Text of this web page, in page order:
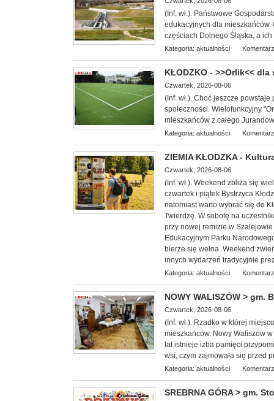
(Inf. wł.). Państwowe
edukacyjnych dla miesz
częściach Dolnego Śląska, a
Kategoria: aktualności
KŁODZKO - >>Orlik<<
Czwartek, 2026-08-06
(Inf. wł.). Choć jeszcze
społeczności. Wielofunkcyjny
mieszkańców z całego
Kategoria: aktualności
ZIEMIA KŁODZKA -
Czwartek, 2026-08-06
(Inf. wł.). Weekend zbliża się
czwartek i piątek Bystrzyca
natomiast warto wybrać się do
Twierdzę. W sobotę na
przy nowej remizie w
Edukacyjnym Parku
bierze się wełna. Weekend
innych wydarzeń tradycyjnie
Kategoria: aktualności
NOWY WALISZÓW > gm.
Czwartek, 2026-08-06
(Inf. wł.). Rzadko w której
mieszkańców. Nowy Waliszów
lat istnieje izba pamięci
wsi, czym zajmowała się przed
Kategoria: aktualności
SREBRNA GÓRA > gm.